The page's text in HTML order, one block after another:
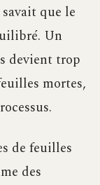
que le
Un
devient trop
mortes,
de feuilles
des